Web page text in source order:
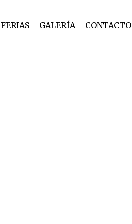
FERIAS GALERÍA CONTACTO